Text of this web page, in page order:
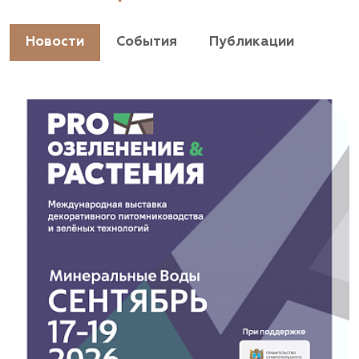
Владимирская область, Киржачский район, пос.
Знаменское
(929) 992-7100
Московская область, Каширский р-н, дер.
Барабаново
(929) 992-7100
pitomnik-kashira.ru
Новости События Публикации